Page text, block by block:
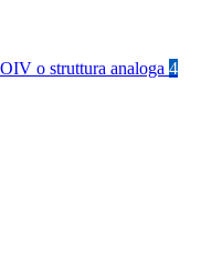
o struttura analoga 4